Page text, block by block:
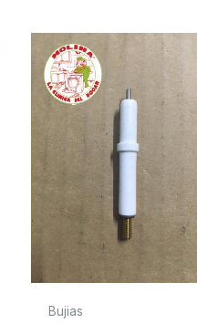
Bujias